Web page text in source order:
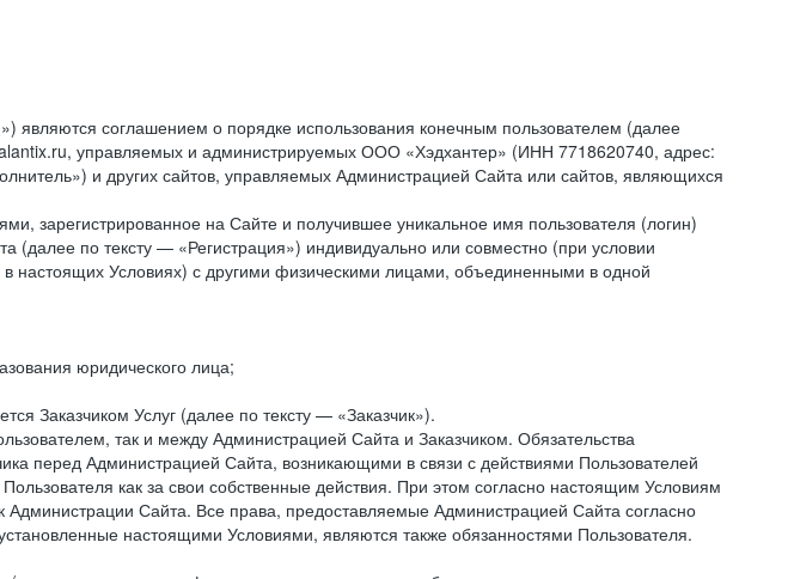
являются соглашением о порядке использования конечным пользователем (далее
управляемых и администрируемых ООО «Хэдхантер» (ИНН 7718620740, адрес:
и других сайтов, управляемых Администрацией Сайта или сайтов, являющихся
зарегистрированное на Сайте и получившее уникальное имя пользователя (логин)
по тексту — «Регистрация») индивидуально или совместно (при условии
настоящих Условиях) с другими физическими лицами, объединенными в одной
юридического лица;
Заказчиком Услуг (далее по тексту — «Заказчик»).
так и между Администрацией Сайта и Заказчиком. Обязательства
перед Администрацией Сайта, возникающими в связи с действиями Пользователей
как за свои собственные действия. При этом согласно настоящим Условиям
Сайта. Все права, предоставляемые Администрацией Сайта согласно
настоящими Условиями, являются также обязанностями Пользователя.